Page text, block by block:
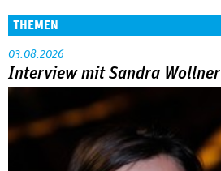
THEMEN
03.08.2026
Interview mit Sandra Wollner